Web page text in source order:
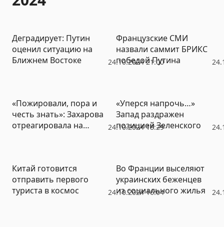
24.10.2024 21:00
Деградирует: Путин
оценил ситуацию на
Ближнем Востоке
Французские СМИ
назвали саммит БРИКС
победой Путина
24.10.2024 18:29
«Пожировали, пора и
честь знать»: Захарова
отреагировала на
«Уперся напрочь…»
Запад раздражен
позицией Зеленского
24.10.2024 16:04
Китай готовится
отправить первого
туриста в космос
Во Франции выселяют
украинских беженцев
из социального жилья